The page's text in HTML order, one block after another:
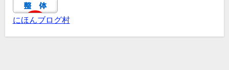
にほんブログ村